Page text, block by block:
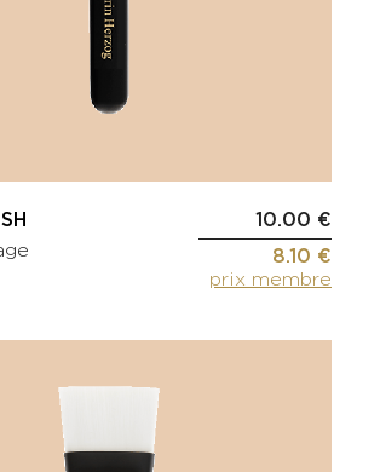
10.00 €
8.10 €
prix membre